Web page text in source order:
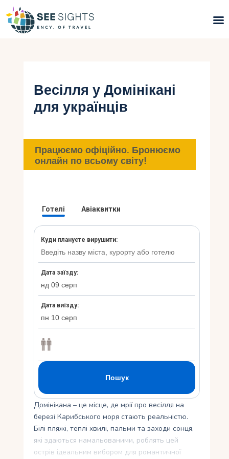
Гарячі тури
Типи Турів
Інфо
Контакти
Весілля у Домінікані
для українців
Працюємо офіційно. Бронюємо
онлайн по всьому світу!
Домінікана – це місце, де мрії про весілля на
березі Карибського моря стають реальністю.
Білі пляжі, теплі хвилі, пальми та заходи сонця,
які здаються намальованими, роблять цей
острів ідеальним вибором для романтичної